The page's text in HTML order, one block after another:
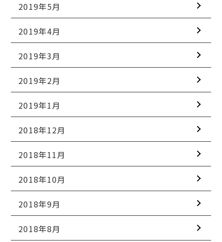
2019年5月
2019年4月
2019年3月
2019年2月
2019年1月
2018年12月
2018年11月
2018年10月
2018年9月
2018年8月